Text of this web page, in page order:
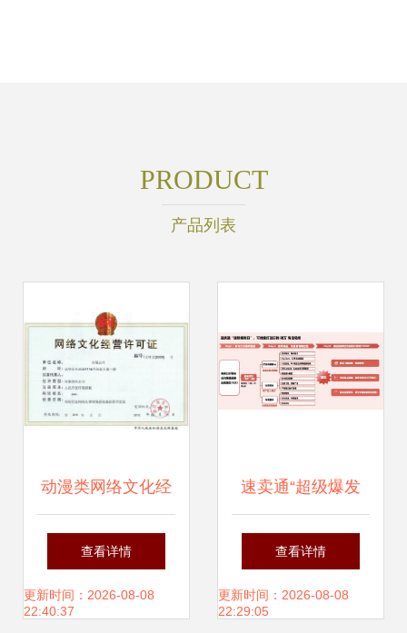
PRODUCT
产品列表
动漫类网络文化经
营许可证办理指南
开启您的数字文化
查看详情
更新时间：2026-08-08
22:40:37
速卖通“超级爆发
日”上线 助力商家
批量打造日销过万
查看详情
更新时间：2026-08-08
22:29:05